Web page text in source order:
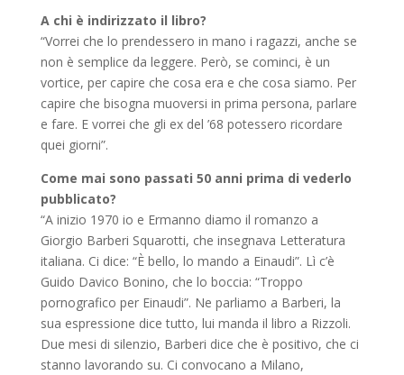
A chi è indirizzato il libro?
“Vorrei che lo prendessero in mano i ragazzi, anche se
non è semplice da leggere. Però, se cominci, è un
vortice, per capire che cosa era e che cosa siamo. Per
capire che bisogna muoversi in prima persona, parlare
e fare. E vorrei che gli ex del ’68 potessero ricordare
quei giorni”.
Come mai sono passati 50 anni prima di vederlo
pubblicato?
“A inizio 1970 io e Ermanno diamo il romanzo a
Giorgio Barberi Squarotti, che insegnava Letteratura
italiana. Ci dice: “È bello, lo mando a Einaudi”. Lì c’è
Guido Davico Bonino, che lo boccia: “Troppo
pornografico per Einaudi”. Ne parliamo a Barberi, la
sua espressione dice tutto, lui manda il libro a Rizzoli.
Due mesi di silenzio, Barberi dice che è positivo, che ci
stanno lavorando su. Ci convocano a Milano,